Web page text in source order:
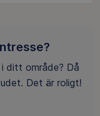
ditt område? Då
Det är roligt!